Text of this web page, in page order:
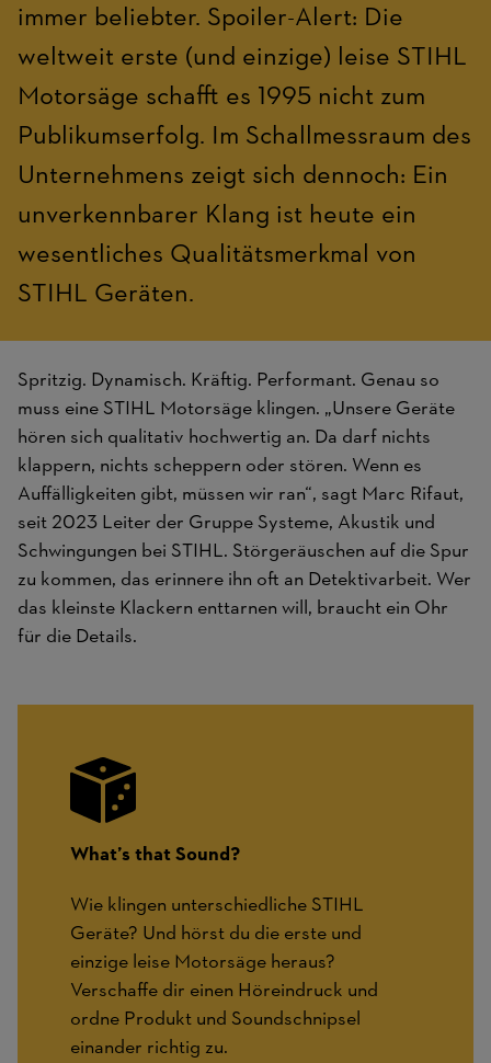
immer beliebter. Spoiler-Alert: Die
weltweit erste (und einzige) leise STIHL
Motorsäge schafft es 1995 nicht zum
Publikumserfolg. Im Schallmessraum des
Unternehmens zeigt sich dennoch: Ein
unverkennbarer Klang ist heute ein
wesentliches Qualitätsmerkmal von
STIHL Geräten.
Spritzig. Dynamisch. Kräftig. Performant. Genau so
muss eine STIHL Motorsäge klingen. „Unsere Geräte
hören sich qualitativ hochwertig an. Da darf nichts
klappern, nichts scheppern oder stören. Wenn es
Auffälligkeiten gibt, müssen wir ran“, sagt Marc Rifaut,
seit 2023 Leiter der Gruppe Systeme, Akustik und
Schwingungen bei STIHL. Störgeräuschen auf die Spur
zu kommen, das erinnere ihn oft an Detektivarbeit. Wer
das kleinste Klackern enttarnen will, braucht ein Ohr
für die Details.
What’s that Sound?
Wie klingen unterschiedliche STIHL
Geräte? Und hörst du die erste und
einzige leise Motorsäge heraus?
Verschaffe dir einen Höreindruck und
ordne Produkt und Soundschnipsel
einander richtig zu.